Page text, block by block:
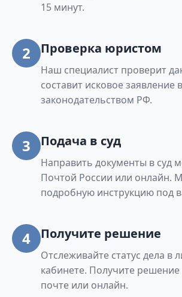
15 минут.
2 Проверка юристом
Наш специалист проверит
составит исковое заявление
законодательством РФ.
3 Подача в суд
Направить документы в суд
Почтой России или онлайн.
подробную инструкцию под
4 Получите решение
Отслеживайте статус дела в
кабинете. Получите решение
почте или онлайн.